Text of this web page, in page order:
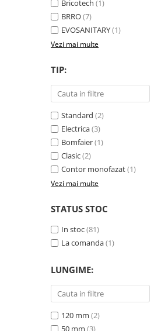
Sarma constructii
Scule, unelte si masini
Sfoara si franghii
Suruburi, dibluri si accesorii
Corpuri de iluminat
Aplice si plafoniere
Lustre si pendule
Accesorii corpuri de iluminat
Proiectoare
Accesorii decorative
Figurine si decoratiuni Craciun
Bricotech (1)
BRRO(7)
EVOSANITARY(1)
Vezi mai multe
TIP:
Standard (2)
Electrica(3)
Bomfaier(1)
Clasic(2)
Contor monofazat(1)
Vezi mai multe
STATUS STOC
In stoc(81)
La comanda(1)
LUNGIME:
120 mm (2)
50 mm (3)